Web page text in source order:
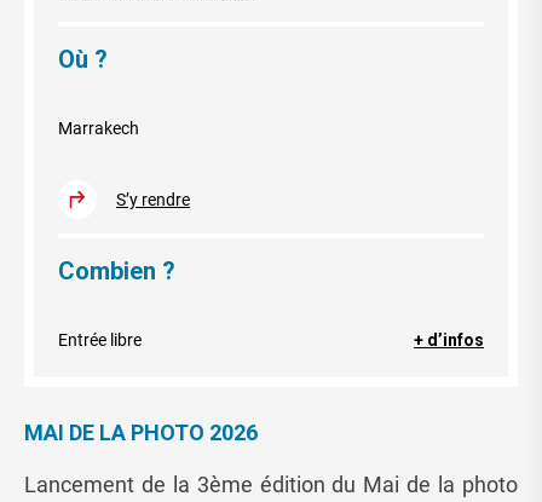
Où ?
Marrakech
S’y rendre
Combien ?
Entrée libre + d’infos
MAI DE LA PHOTO 2026
Lancement de la 3ème édition du Mai de la photo